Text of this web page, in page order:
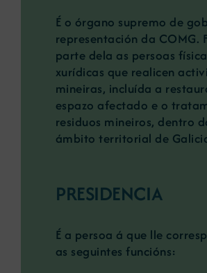
É o órgano supremo de
representación da COMG.
parte dela as persoas
xurídicas que realicen
mineiras, incluída a
espazo afectado e o
residuos mineiros, dentro
ámbito territorial de
PRESIDENCIA
É a persoa á que lle
as seguintes funcións: